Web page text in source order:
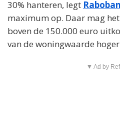
30% hanteren, legt
maximum op. Daar mag
boven de 150.000 euro
van de woningwaarde
▼ Ad by